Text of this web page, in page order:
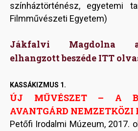
színháztörténész, egyetemi
Filmművészeti Egyetem)
Jákfalvi Magdolna
elhangzott beszéde ITT
KASSÁKIZMUS 1.
ÚJ MŰVÉSZET – A
AVANTGÁRD NEMZETKÖZI
Petőfi Irodalmi Múzeum, 2017.